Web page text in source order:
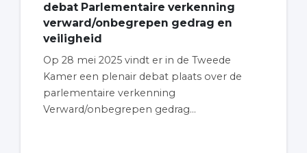
debat Parlementaire verkenning
verward/onbegrepen gedrag en
veiligheid
Op 28 mei 2025 vindt er in de Tweede
Kamer een plenair debat plaats over de
parlementaire verkenning
Verward/onbegrepen gedrag...